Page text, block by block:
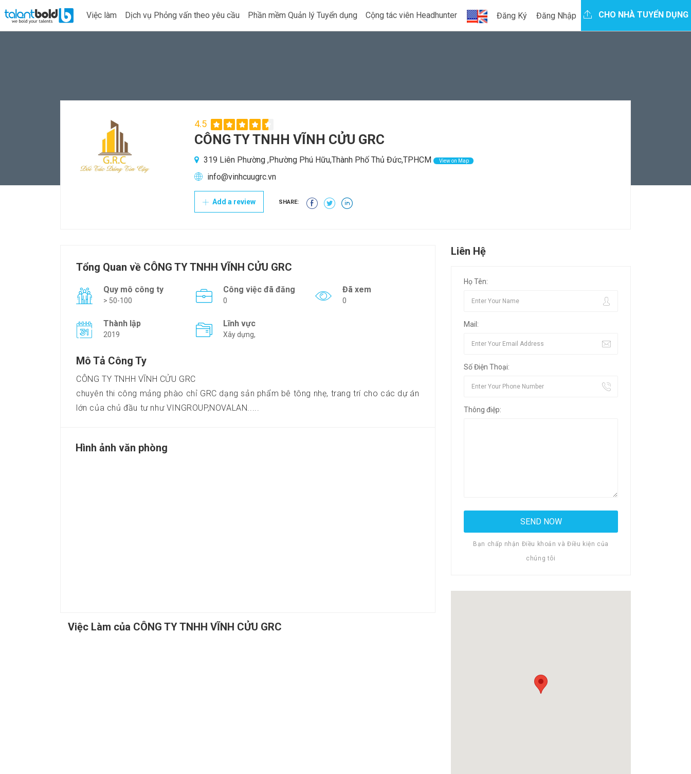
Việc làm Dịch vụ Phỏng vấn theo yêu cầu Phần mềm Quản lý Tuyển dụng Cộng tác viên Headhunter Đăng Ký Đăng Nhập CHO NHÀ TUYỂN DỤNG
4.5
CÔNG TY TNHH VĨNH CỬU GRC
319 Liên Phường ,Phường Phú Hữu,Thành Phố Thủ Đức,TPHCM View on Map
info@vinhcuugrc.vn
Add a review SHARE:
Tổng Quan về CÔNG TY TNHH VĨNH CỬU GRC
Quy mô công ty
> 50-100
Công việc đã đăng
0
Đã xem
0
Thành lập
2019
Lĩnh vực
Xây dựng,
Mô Tả Công Ty
CÔNG TY TNHH VĨNH CỬU GRC
chuyên thi công mảng phào chỉ GRC dạng sản phẩm bê tông nhẹ, trang trí cho các dự án
lớn của chủ đầu tư như VINGROUP,NOVALAN.....
Hình ảnh văn phòng
Việc Làm của CÔNG TY TNHH VĨNH CỬU GRC
Liên Hệ
Họ Tên:
Mail:
Số Điện Thoại:
Thông điệp:
Bạn chấp nhận Điều khoản và Điều kiện của
chúng tôi